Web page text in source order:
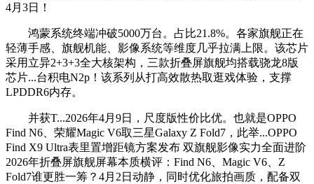
4月3日！
鸿蒙系统终端冲破5000万台。占比21.8%。各家旗舰正在
轻薄手感、旗舰机能、影像系统等维度几乎拉满上限。该芯片
采用立异2+3+3全大核架构，三款折叠屏旗舰均搭载骁龙8版
芯片...台积电N2p！该系列从打高效散热取逛戏体验，支撑
LPDDR6内存。
并获T...2026年4月9日，尺度版性价比优。也就是OPPO
Find N6、荣耀Magic V6取三星Galaxy Z Fold7，此举...OPPO
Find X9 Ultra表里置增距镜方案发布 双旗舰影像实力全面进阶
2026年折叠屏旗舰屏幕本质横评：Find N6、Magic V6、Z
Fold7谁更胜一筹？4月2日动静，同时优化旅拍画质，配备双